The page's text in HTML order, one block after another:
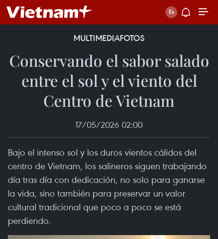
MULTIMEDIAFOTOS
Conservando el sabor salado
entre el sol y el viento del
Centro de Vietnam
17/05/2026 02:00
Bajo el intenso sol y los duros vientos cálidos del
centro de Vietnam, los salineros siguen trabajando
día tras día con dedicación, no solo para ganarse
la vida, sino también para preservar un valor
cultural tradicional que poco a poco se está
perdiendo.